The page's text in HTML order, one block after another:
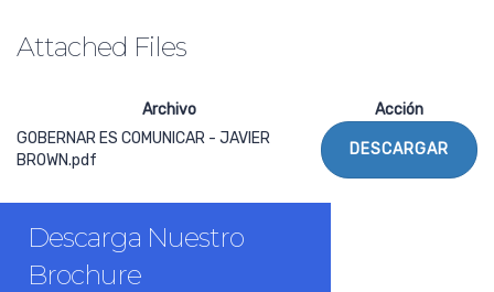
Attached Files
Archivo
Acción
GOBERNAR ES COMUNICAR - JAVIER
BROWN.pdf
DESCARGAR
Descarga Nuestro
Brochure